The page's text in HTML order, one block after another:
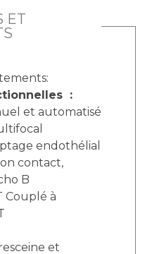
ET
:
et automatisé
endothélial
contact,
B
Couplé à
et